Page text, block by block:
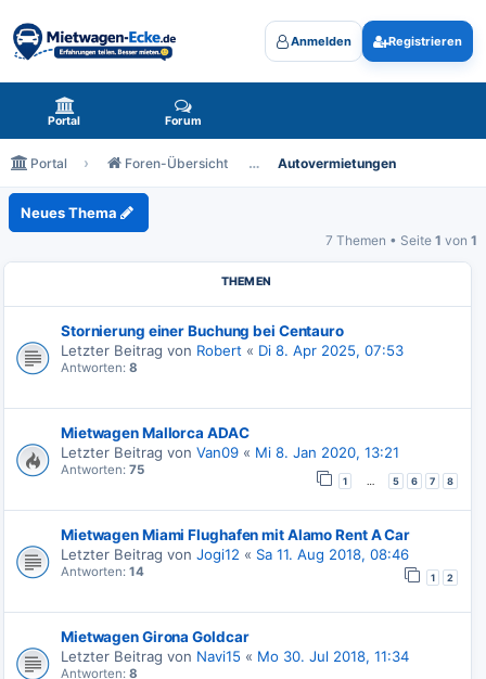
Mietwagen-Ecke.de - das Forum rund um Mietwagen Anmelden Registrieren
Portal Forum
Portal Foren-Übersicht Autovermietungen
Autovermietungen
Neues Thema
7 Themen • Seite 1 von 1
THEMEN
Stornierung einer Buchung bei Centauro
Letzter Beitrag von Robert « Di 8. Apr 2025, 07:53
Antworten: 8
Mietwagen Mallorca ADAC
Letzter Beitrag von Van09 « Mi 8. Jan 2020, 13:21
Antworten: 75
1 5 6 7 8
Mietwagen Miami Flughafen mit Alamo Rent A Car
Letzter Beitrag von Jogi12 « Sa 11. Aug 2018, 08:46
Antworten: 14 1 2
Mietwagen Girona Goldcar
Letzter Beitrag von Navi15 « Mo 30. Jul 2018, 11:34
Antworten: 8